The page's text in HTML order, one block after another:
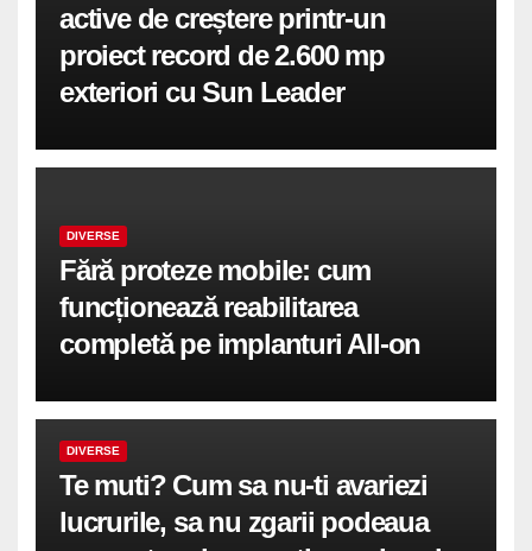
active de creștere printr-un
proiect record de 2.600 mp
exteriori cu Sun Leader
DIVERSE
Fără proteze mobile: cum
funcționează reabilitarea
completă pe implanturi All-on
DIVERSE
Te muti? Cum sa nu-ti avariezi
lucrurile, sa nu zgarii podeaua